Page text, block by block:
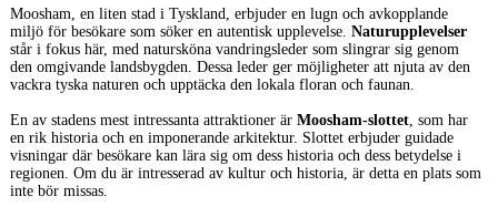
Moosham, en liten stad i Tyskland, erbjuder en lugn och avkopplande
miljö för besökare som söker en autentisk upplevelse. Naturupplevelser
står i fokus här, med natursköna vandringsleder som slingrar sig genom
den omgivande landsbygden. Dessa leder ger möjligheter att njuta av den
vackra tyska naturen och upptäcka den lokala floran och faunan.
En av stadens mest intressanta attraktioner är Moosham-slottet, som har
en rik historia och en imponerande arkitektur. Slottet erbjuder guidade
visningar där besökare kan lära sig om dess historia och dess betydelse i
regionen. Om du är intresserad av kultur och historia, är detta en plats som
inte bör missas.